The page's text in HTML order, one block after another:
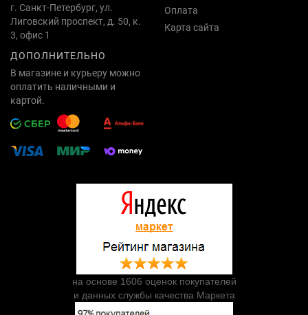
г. Санкт-Петербург, ул.
Лиговский проспект, д. 50, к.
3, офис 1
Оплата
Карта сайта
ДОПОЛНИТЕЛЬНО
В магазине и курьеру можно
оплатить наличными и
картой.
на основе 1606 оценок покупателей
и данных службы качества Маркета